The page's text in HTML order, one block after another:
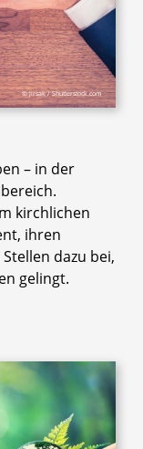
© Jirsak / Shutterstock.com
– in der
kirchlichen
ihren
dazu bei,
gelingt.